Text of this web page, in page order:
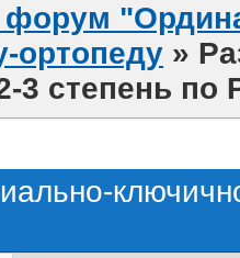
ортопеду »
3 степень по